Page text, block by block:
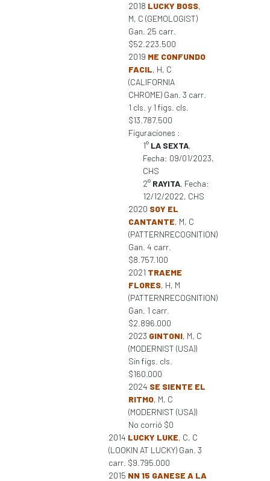
2018 LUCKY BOSS,
M, C (GEMOLOGIST)
Gan. 25 carr.
$52.223.500
2019 ME CONFUNDO
FACIL, H, C
(CALIFORNIA
CHROME) Gan. 3 carr.
1 cls. y 1 figs. cls.
$13.787.500
Figuraciones :
1° LA SEXTA,
Fecha: 09/01/2023,
CHS
2° RAYITA, Fecha:
12/12/2022, CHS
2020 SOY EL
CANTANTE, M, C
(PATTERNRECOGNITION)
Gan. 4 carr.
$8.757.100
2021 TRAEME
FLORES, H, M
(PATTERNRECOGNITION)
Gan. 1 carr.
$2.896.000
2023 GINTONI, M, C
(MODERNIST (USA))
Sin figs. cls.
$160.000
2024 SE SIENTE EL
RITMO, M, C
(MODERNIST (USA))
No corrió $0
2014 LUCKY LUKE, C, C
(LOOKIN AT LUCKY) Gan. 3
carr. $9.795.000
2015 NN 15 GANESE A LA